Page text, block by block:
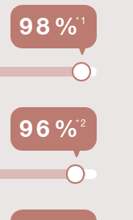
98%*1
96%*2
／